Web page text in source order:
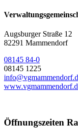
Augsburger Straße 12
82291 Mammendorf
08145 84-0
08145 1225
Öffnungszeiten